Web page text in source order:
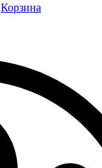
Корзина